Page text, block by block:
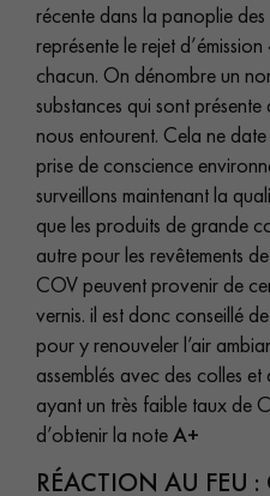
Un expert Décoplus
Demandez un
Obtenez un
récente dans la panoplie
représente le rejet
chacun. On dénombre un
substances qui sont
nous entourent. Cela ne
prise de conscience
surveillons maintenant la
que les produits de grande
autre pour les revêtements
COV peuvent provenir de
vernis. il est donc conseillé
pour y renouveler l’air
assemblés avec des colles
ayant un très faible taux de
d’obtenir la noteA+
RÉACTION AU FEU :